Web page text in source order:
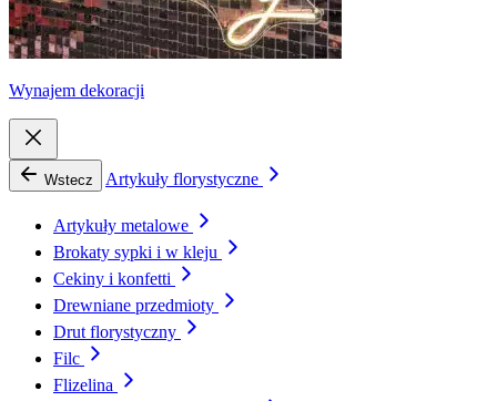
Wynajem dekoracji
Wstecz Artykuły florystyczne
Artykuły metalowe
Brokaty sypki i w kleju
Cekiny i konfetti
Drewniane przedmioty
Drut florystyczny
Filc
Flizelina